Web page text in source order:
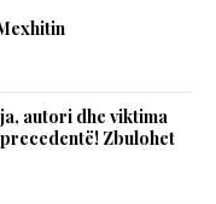
autori dhe viktima
Zbulohet